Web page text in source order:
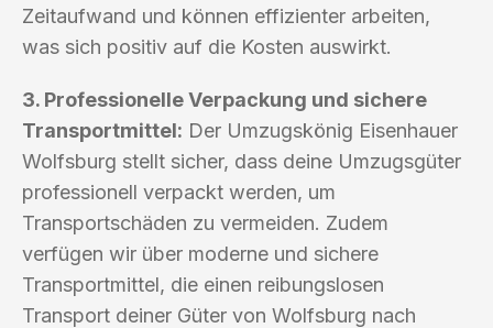
Zeitaufwand und können effizienter arbeiten,
was sich positiv auf die Kosten auswirkt.
3. Professionelle Verpackung und sichere
Transportmittel: Der Umzugskönig Eisenhauer
Wolfsburg stellt sicher, dass deine Umzugsgüter
professionell verpackt werden, um
Transportschäden zu vermeiden. Zudem
verfügen wir über moderne und sichere
Transportmittel, die einen reibungslosen
Transport deiner Güter von Wolfsburg nach